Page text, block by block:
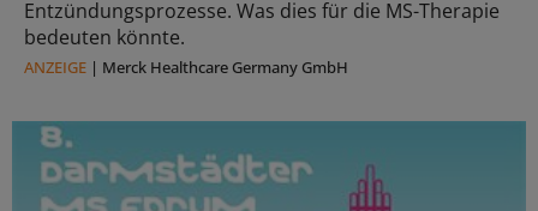
Entzündungsprozesse. Was dies für die MS-Therapie
bedeuten könnte.
ANZEIGE | Merck Healthcare Germany GmbH